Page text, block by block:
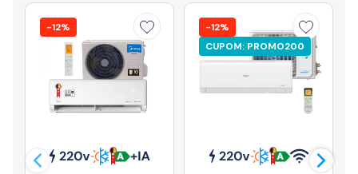
-12%
-12%
CUPOM: PROMO200